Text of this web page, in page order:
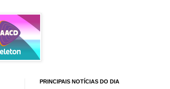
PRINCIPAIS NOTÍCIAS DO DIA